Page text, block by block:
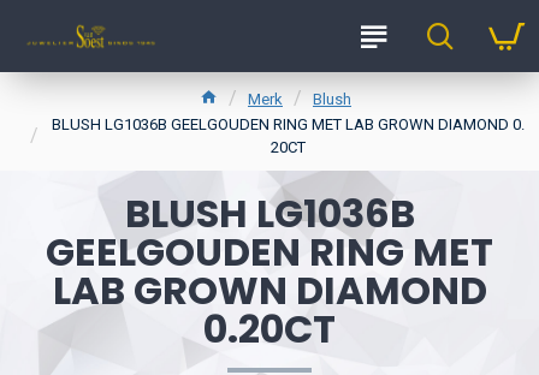
Merk
Blush
BLUSH LG1036B GEELGOUDEN RING MET LAB GROWN DIAMOND 0.
20CT
BLUSH LG1036B
GEELGOUDEN RING MET
LAB GROWN DIAMOND
0.20CT